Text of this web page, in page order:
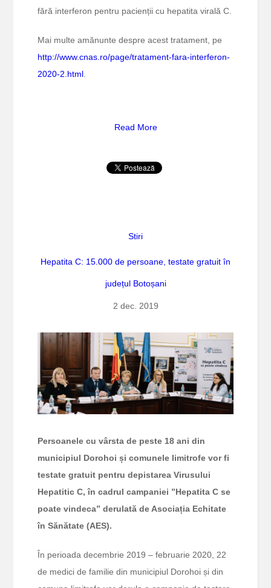
fără interferon pentru pacienții cu hepatita virală C.
Mai multe amănunte despre acest tratament, pe
http://www.cnas.ro/page/tratament-fara-interferon-
2020-2.html
Read More
Stiri
Hepatita C: 15.000 de persoane, testate gratuit în
județul Botoșani
2 dec. 2019
Persoanele cu vârsta de peste 18 ani din
municipiul Dorohoi și comunele limitrofe vor fi
testate gratuit pentru depistarea Virusului
Hepatitic C, în cadrul campaniei ”Hepatita C se
poate vindeca” derulată de Asociația Echitate
în Sănătate (AES).
În perioada decembrie 2019 – februarie 2020, 22
de medici de familie din municipiul Dorohoi și din